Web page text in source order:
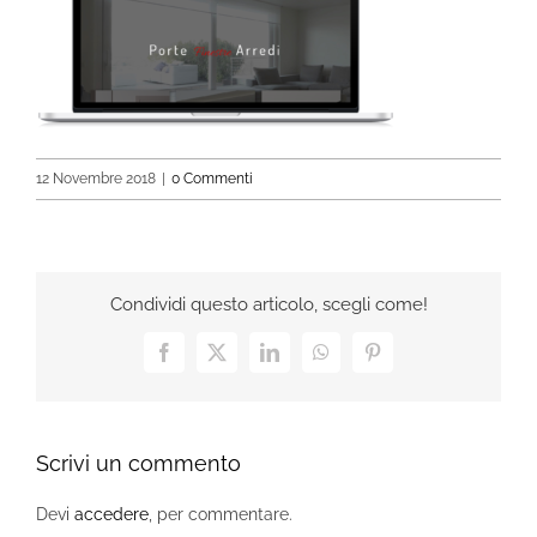
12 Novembre 2018 | 0 Commenti
Condividi questo articolo, scegli come!
Facebook
X LinkedInWhatsAppPinterest
Scrivi un commento
Devi accedere , per commentare.